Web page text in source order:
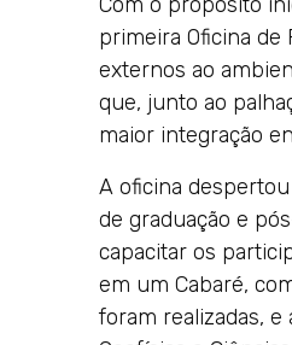
primeira Oficina de
externos ao
que, junto ao
maior integração
A oficina
de graduação e
capacitar os
em um Cabaré,
foram realizadas,